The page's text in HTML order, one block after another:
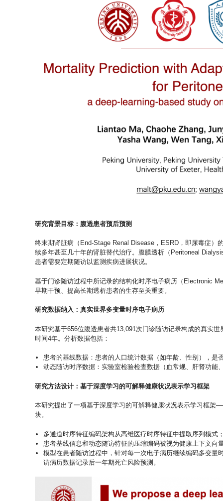
研究背景目标：腹透患者预后预测
终末期肾脏病（End-Stage Renal Disease，ESRD，即尿毒症
续多年甚至几十年的肾脏替代治疗。腹膜透析（Peritoneal
患者需要定期随访以监测疾病进展状况。
基于门诊随访过程中所记录的结构化时序电子病历（Electronic
早期干预、提高长期透析患者的生存至关重要。
研究数据纳入：真实世界多变量时序电子病历
本研究基于656位腹透患者共13,091次门诊随访记录构成的真实
时间4年。分析数据包括：
患者的基线数据：患者的人口统计数据（如年龄、性别），是
动态随访时序数据：实验室检验检查数据（血常规、肝肾功能
研究方法设计：基于深度学习的可解释健康状况表示学习框架
本研究提出了一项基于深度学习的可解释健康状况表示学习框
块。
多通道时序特征编码架构从高维医疗时序特征中提取序列模式
患者基线信息和动态随访特征的压缩编码被视为健康上下文向
模型在患者随访过程中，针对每一次电子病历继续编码多变
访病历数据记录后一年期死亡风险预测。